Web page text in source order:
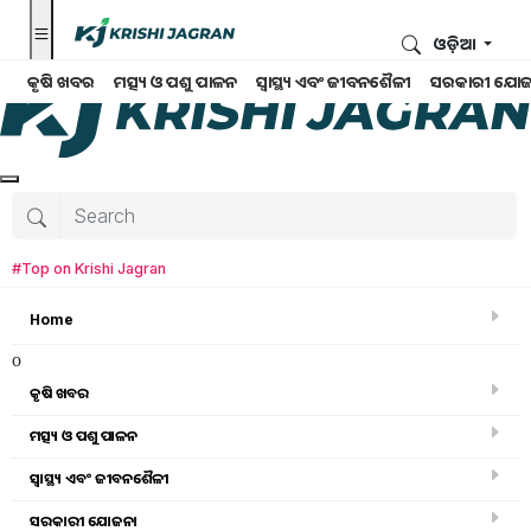
କୃଷି ଖବର ମତ୍ସ୍ୟ ଓ ପଶୁ ପାଳନ ସ୍ୱାସ୍ଥ୍ୟ ଏବଂ ଜୀବନଶୈଳୀ ସରକାରୀ
ଓଡ଼ିଆ
#Top on Krishi Jagran
Home
o
କୃଷି ଖବର
ମତ୍ସ୍ୟ ଓ ପଶୁ ପାଳନ
ସ୍ୱାସ୍ଥ୍ୟ ଏବଂ ଜୀବନଶୈଳୀ
ସରକାରୀ ଯୋଜନା
କୃଷି ଖବର